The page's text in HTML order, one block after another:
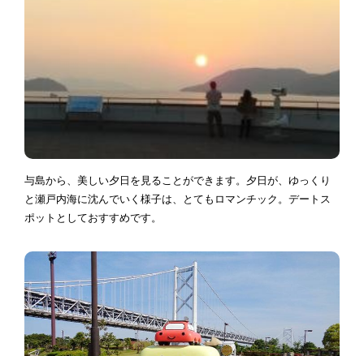
与島から、美しい夕日を見ることができます。夕日が、ゆっくり
と瀬戸内海に沈んでいく様子は、とてもロマンチック。デートス
ポットとしておすすめです。